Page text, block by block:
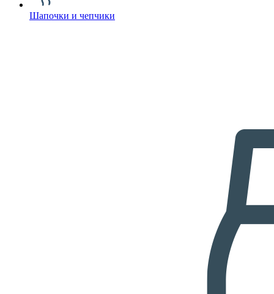
Шапочки и чепчики